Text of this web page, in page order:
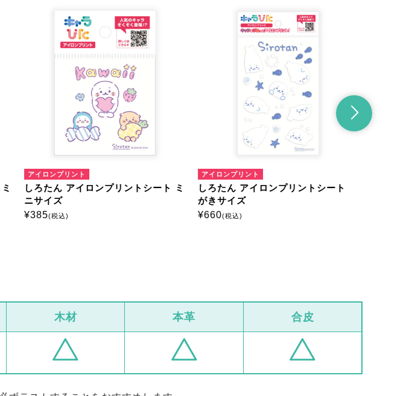
アイロンプリント
しろたん アイロンプリントシート ミ
ニサイズ
385(税込)
アイロンプリント
しろたん アイロンプリントシート は
がきサイズ
660(税込)
木材 本革 合皮